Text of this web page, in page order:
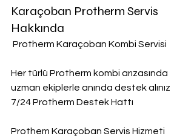
Karaçoban Protherm Servis
Hakkında
Protherm Karaçoban Kombi Servisi
Her türlü Protherm kombi arızasında
uzman ekiplerle anında destek alınız
7/24 Protherm Destek Hattı
Prothem Karaçoban Servis Hizmeti